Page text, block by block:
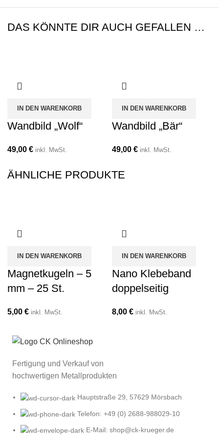
DAS KÖNNTE DIR AUCH GEFALLEN …
IN DEN WARENKORB
Wandbild „Wolf“
49,00 € inkl. MwSt.
IN DEN WARENKORB
Wandbild „Bär“
49,00 € inkl. MwSt.
ÄHNLICHE PRODUKTE
IN DEN WARENKORB
Magnetkugeln – 5
mm – 25 St.
5,00 € inkl. MwSt.
IN DEN WARENKORB
Nano Klebeband
doppelseitig
8,00 € inkl. MwSt.
Fertigung und Verkauf von
hochwertigen Metallprodukten
Hauptstraße 29, 57629 Mörsbach
Telefon: +49 (0) 2688-988029-10
E-Mail: shop@ck-krueger.de